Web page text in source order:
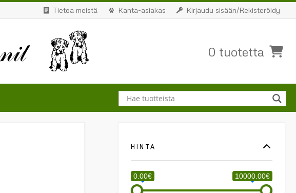
Tietoa meistä Kanta-asiakas Kirjaudu sisään/Rekisteröidy
0 tuotetta
HINTA
0.00€ 10000.00€